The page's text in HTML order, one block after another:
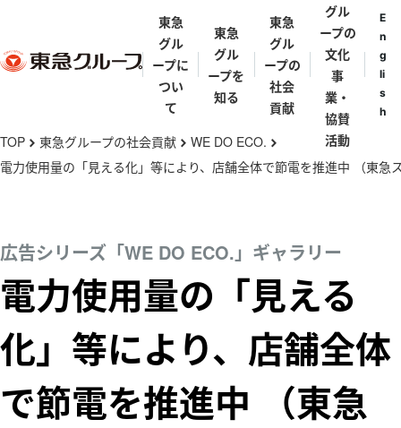
メ
イ
ン
テ
ン
ツ
に
移
動
東急
グル
ープに
つい
て
の事業
会社・団体一
パンフレッ
東急
グル
ープを
知る
人々
渋沢栄一・矢野
恒太・小林一三
五島慶太
五島昇
田園調布
渋谷
伊豆
東急
グル
ープの
社会
貢献
五島育英会
亜細亜学園
五島美術館
とうきゅうキッ
ズプログラム
東急ミュージカ
ルプログラム
WE DO ECO.
東急会
グル
ープの
文化
事
業・
協賛
活動
E
n
g
li
s
h
TOP chevron_right 東急グループの社会貢献 chevron_right WE DO ECO. chevron_right
電力使用量の「見える化」等により、店舗全体で節電を推進中 （東急
広告シリーズ「WE DO ECO.」ギャラリー
電力使用量の「見える
化」等により、店舗全体
で節電を推進中 （東急